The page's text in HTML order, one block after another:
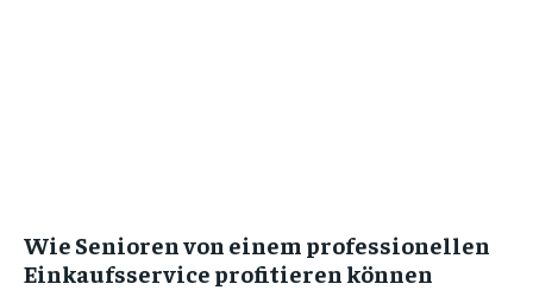
Wie Senioren von einem professionellen
Einkaufsservice profitieren können